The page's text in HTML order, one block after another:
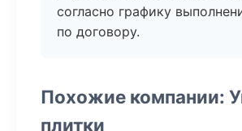
согласно графику
по договору.
Похожие компании:
плитки